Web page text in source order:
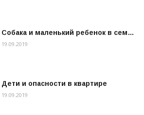
Собака и маленький ребенок в сем…
19.09.2019
Дети и опасности в квартире
19.09.2019